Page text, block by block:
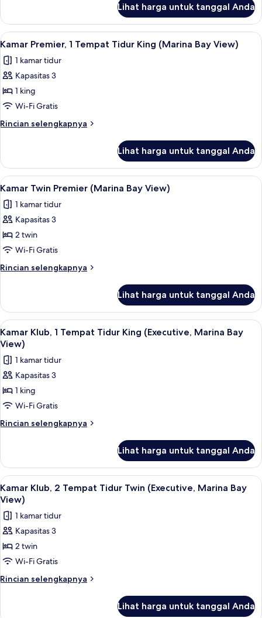
Tidur
Twin
Kamar
Superior,
2
Tidur
Twin
Lihat harga untuk tanggal Anda
Lihat
semua
foto
untuk
Kamar
Premier,
1
Tempat
King
(Marina
Bay
View)
Kamar Premier, 1 Tempat Tidur King
3
Kamar Premier, 1 Tempat Tidur King (Marina Bay View)
1 kamar tidur
Kapasitas 3
1 king
Wi-Fi Gratis
Rincian selengkapnya
Rincian
Kamar
Premier,
1
Tidur
King
Bay
View)
Lihat harga untuk tanggal Anda
Lihat
semua
foto
untuk
Kamar
Twin
Premier
(Marina
View)
Kamar Twin Premier (Marina Bay
3
Kamar Twin Premier (Marina Bay View)
1 kamar tidur
Kapasitas 3
2 twin
Wi-Fi Gratis
Rincian selengkapnya
Rincian
Kamar
Twin
Premier
(Marina
View)
Lihat harga untuk tanggal Anda
Lihat
semua
foto
untuk
Kamar
Klub,
1
Tempat
(Executive,
Marina
Bay
View)
Kamar Klub, 1 Tempat Tidur King
2
Kamar Klub, 1 Tempat Tidur King (Executive, Marina Bay
View)
1 kamar tidur
Kapasitas 3
1 king
Wi-Fi Gratis
Rincian selengkapnya
Rincian
Kamar
Klub,
1
Tempat
King
(Executive,
Marina
Bay
View)
Lihat harga untuk tanggal Anda
Lihat
semua
foto
untuk
Kamar
Klub,
2
Tempat
Kombinasi shower/bathtub dan
1
Kamar Klub, 2 Tempat Tidur Twin (Executive, Marina Bay
View)
1 kamar tidur
Kapasitas 3
2 twin
Wi-Fi Gratis
Rincian selengkapnya
Rincian
Lihat harga untuk tanggal Anda